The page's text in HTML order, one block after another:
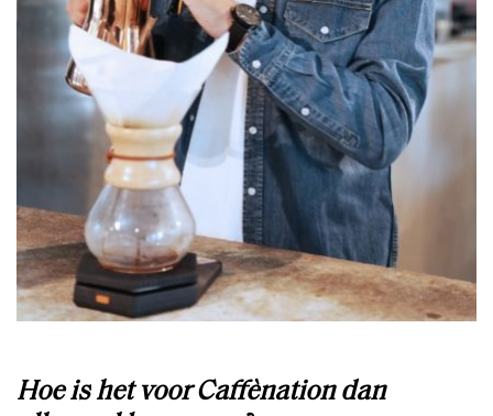
Hoe is het voor Caffènation dan